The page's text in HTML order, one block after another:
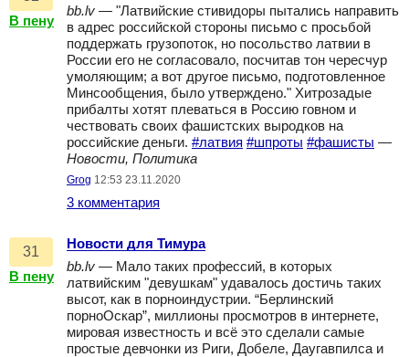
В пену
bb.lv — "Латвийские стивидоры пытались направить
в адрес российской стороны письмо с просьбой
поддержать грузопоток, но посольство латвии в
России его не согласовало, посчитав тон чересчур
умоляющим; а вот другое письмо, подготовленное
Минсообщения, было утверждено." Хитрозадые
прибалты хотят плеваться в Россию говном и
чествовать своих фашистских выродков на
российские деньги. #латвия #шпроты #фашисты —
Новости, Политика
Grog 12:53 23.11.2020
3 комментария
31
В пену
Новости для Тимура
bb.lv — Мало таких профессий, в которых
латвийским "девушкам" удавалось достичь таких
высот, как в порноиндустрии. “Берлинский
порноОскар”, миллионы просмотров в интернете,
мировая известность и всё это сделали самые
простые девчонки из Риги, Добеле, Даугавпилса и